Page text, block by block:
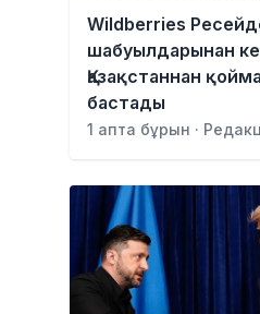
Wildberries
шабуылдарынан
Қазақстаннан
бастады
1 апта бұрын ·